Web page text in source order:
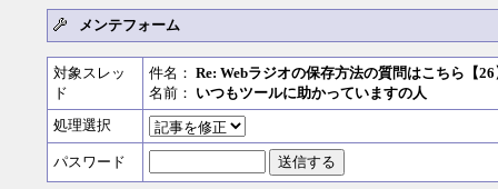
メンテフォーム
対象スレッ
ド
件名： Re: Webラジオの保存方法の質問はこちら【26
名前： いつもツールに助かっていますの人
処理選択
パスワード